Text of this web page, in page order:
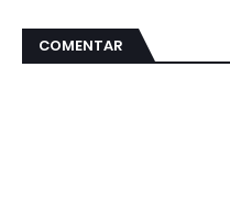
COMENTAR